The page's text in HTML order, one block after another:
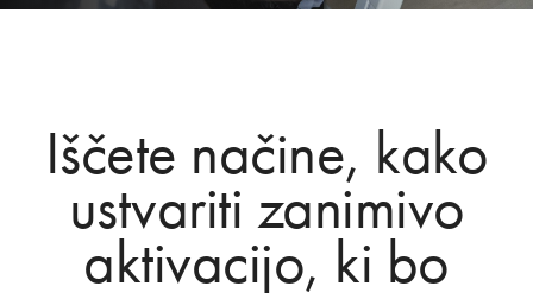
Iščete načine, kako
ustvariti zanimivo
aktivacijo, ki bo